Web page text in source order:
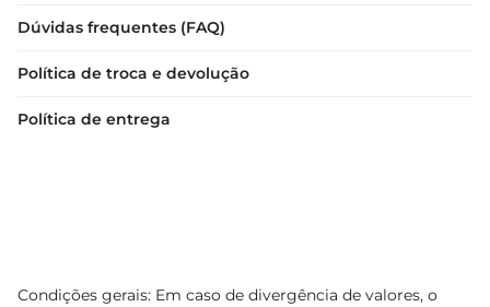
Dúvidas frequentes (FAQ)
Política de troca e devolução
Política de entrega
Condições gerais: Em caso de divergência de valores, o